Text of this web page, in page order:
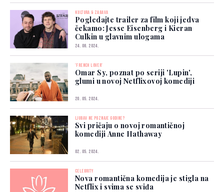
KULTURA & ZABAVA
Pogledajte trailer za film koji jedva
čekamo: Jesse Eisenberg i Kieran
Culkin u glavnim ulogama
24. 06. 2024.
'FRENCH LOVER'
Omar Sy, poznat po seriji 'Lupin',
glumi u novoj Netflixovoj komediji
20. 05. 2024.
LJUBAV NE POZNAJE GODINE?
Svi pričaju o novoj romantičnoj
komediji Anne Hathaway
02. 05. 2024.
CELEBRITY
Nova romantična komedija je stigla na
Netflix i svima se sviđa